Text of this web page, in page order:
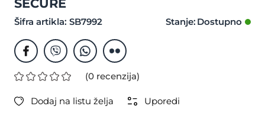
SECURE
Šifra artikla: SB7992 Stanje:
(0 recenzija)
Dodaj na listu želja Uporedi